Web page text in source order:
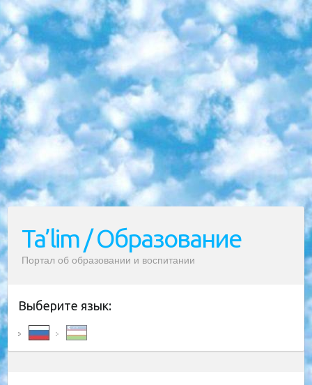
Ta’lim / Образование
Портал об образовании и воспитании
Выберите язык: